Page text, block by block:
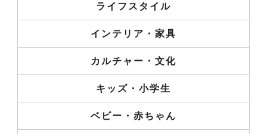
ライフスタイル
インテリア・家具
カルチャー・文化
キッズ・小学生
ベビー・赤ちゃん